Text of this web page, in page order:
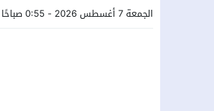
الجمعة 7 أغسطس 2026 - 0:55 صباحًا